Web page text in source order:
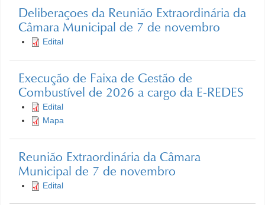
Deliberaçoes da Reunião Extraordinária da
Câmara Municipal de 7 de novembro
Edital
Execução de Faixa de Gestão de
Combustível de 2026 a cargo da E-REDES
Edital
Mapa
Reunião Extraordinária da Câmara
Municipal de 7 de novembro
Edital